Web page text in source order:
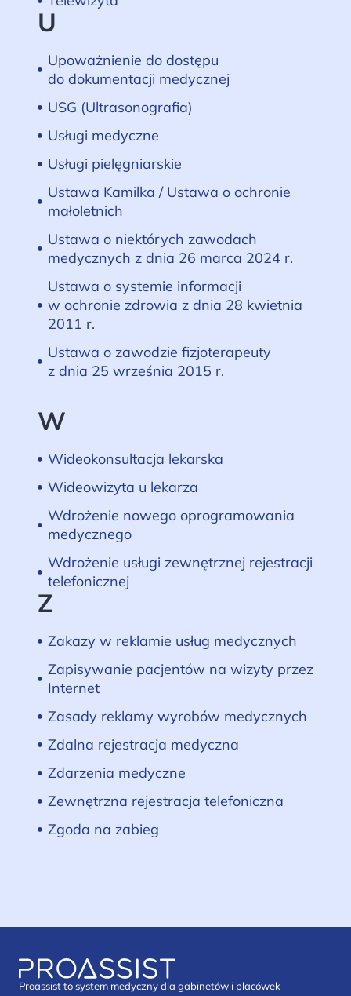
U
Upoważnienie do dostępu
do dokumentacji medycznej
USG (Ultrasonografia)
Usługi medyczne
Usługi pielęgniarskie
Ustawa Kamilka / Ustawa o ochronie
małoletnich
Ustawa o niektórych zawodach
medycznych z dnia 26 marca 2024 r.
Ustawa o systemie informacji
w ochronie zdrowia z dnia 28 kwietnia
2011 r.
Ustawa o zawodzie fizjoterapeuty
z dnia 25 września 2015 r.
W
Wideokonsultacja lekarska
Wideowizyta u lekarza
Wdrożenie nowego oprogramowania
medycznego
Wdrożenie usługi zewnętrznej rejestracji
telefonicznej
Z
Zakazy w reklamie usług medycznych
Zapisywanie pacjentów na wizyty przez
Internet
Zasady reklamy wyrobów medycznych
Zdalna rejestracja medyczna
Zdarzenia medyczne
Zewnętrzna rejestracja telefoniczna
Zgoda na zabieg
Proassist to system medyczny dla gabinetów i placówek